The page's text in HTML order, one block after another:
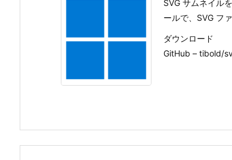
SVG サムネイル
ールで、SVG フ
ダウンロード
GitHub – tibold/